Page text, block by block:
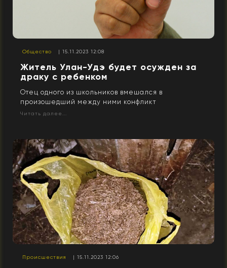
Общество | 15.11.2023 12:08
Житель Улан-Удэ будет осужден за
драку с ребенком
Отец одного из школьников вмешался в
произошедший между ними конфликт
Читать далее...
Происшествия | 15.11.2023 12:06